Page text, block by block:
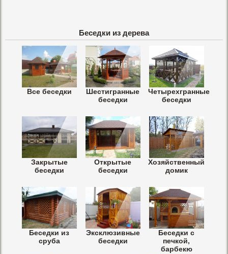
Беседки из дерева
Все беседки
Шестигранные
беседки
Четырехгранные
беседки
Закрытые
беседки
Открытые
беседки
Хозяйственный
домик
Беседки из
сруба
Эксклюзивные
беседки
Беседки с
печкой,
барбекю